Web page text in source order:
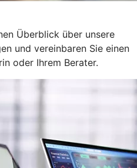
Überblick über unsere
und vereinbaren Sie einen
oder Ihrem Berater.